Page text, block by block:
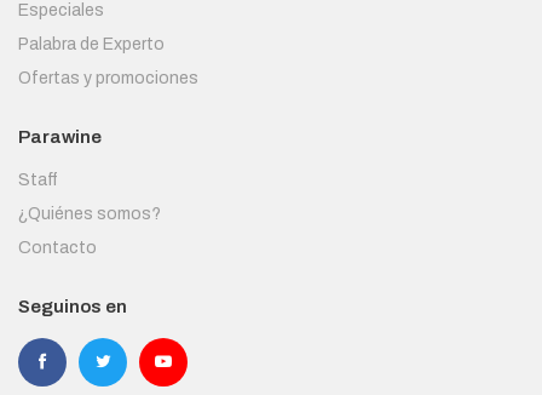
Especiales
Palabra de Experto
Ofertas y promociones
Parawine
Staff
¿Quiénes somos?
Contacto
Seguinos en